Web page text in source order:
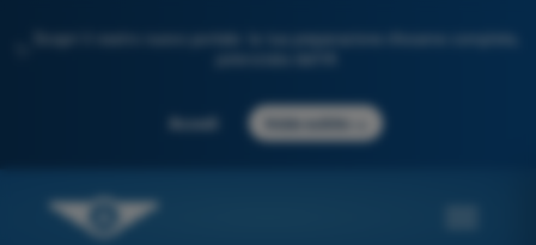
Scopri il nostro nuovo portale: la tua preparazione d'esame completa,
Accedi Inizia subito